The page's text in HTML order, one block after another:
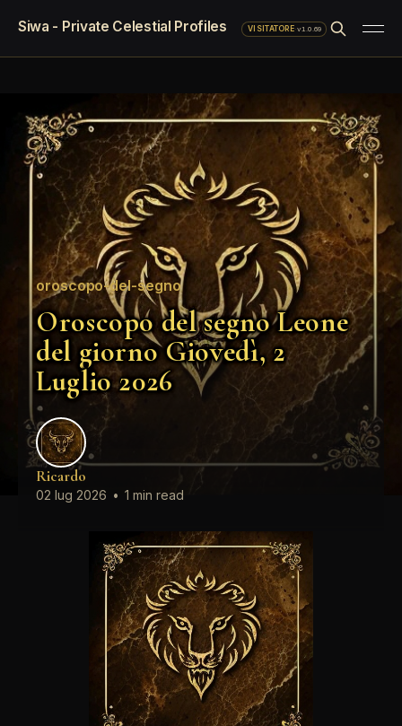
Siwa - Private Celestial Profiles VISITATORE·v1.0.69
oroscopo-del-segno
Oroscopo del segno Leone
del giorno Giovedì, 2
Luglio 2026
Ricardo
02 lug 2026 • 1 min read